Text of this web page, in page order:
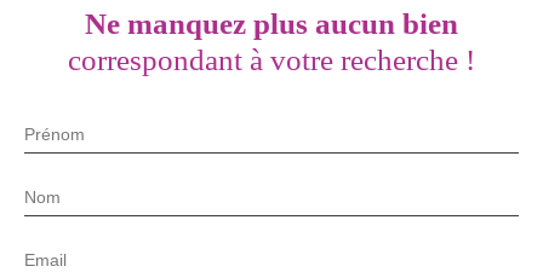
Ne manquez plus aucun bien
correspondant à votre recherche !
Prénom
Nom
Email